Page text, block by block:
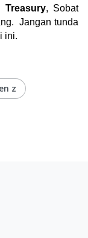
Treasury, Sobat
Jangan tunda
ini.
z